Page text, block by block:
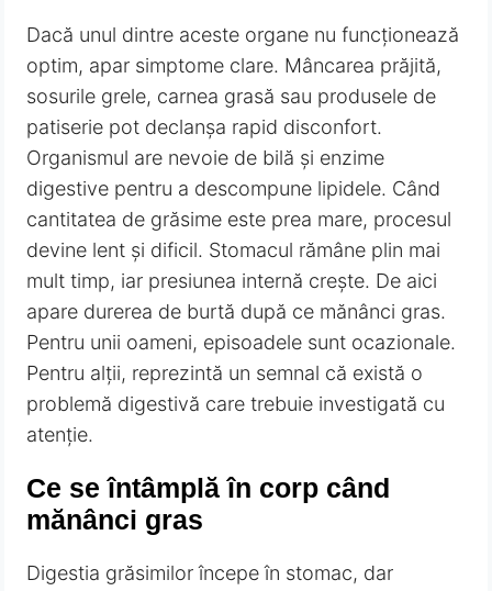
Dacă unul dintre aceste organe nu funcționează
optim, apar simptome clare. Mâncarea prăjită,
sosurile grele, carnea grasă sau produsele de
patiserie pot declanșa rapid disconfort.
Organismul are nevoie de bilă și enzime
digestive pentru a descompune lipidele. Când
cantitatea de grăsime este prea mare, procesul
devine lent și dificil. Stomacul rămâne plin mai
mult timp, iar presiunea internă crește. De aici
apare durerea de burtă după ce mănânci gras.
Pentru unii oameni, episoadele sunt ocazionale.
Pentru alții, reprezintă un semnal că există o
problemă digestivă care trebuie investigată cu
atenție.
Ce se întâmplă în corp când
mănânci gras
Digestia grăsimilor începe în stomac, dar